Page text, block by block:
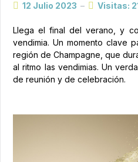
12 Julio 2023
Visitas:
Llega el final del verano, y
vendimia. Un momento clave
región de Champagne, que
al ritmo las vendimias. Un
de reunión y de celebración.